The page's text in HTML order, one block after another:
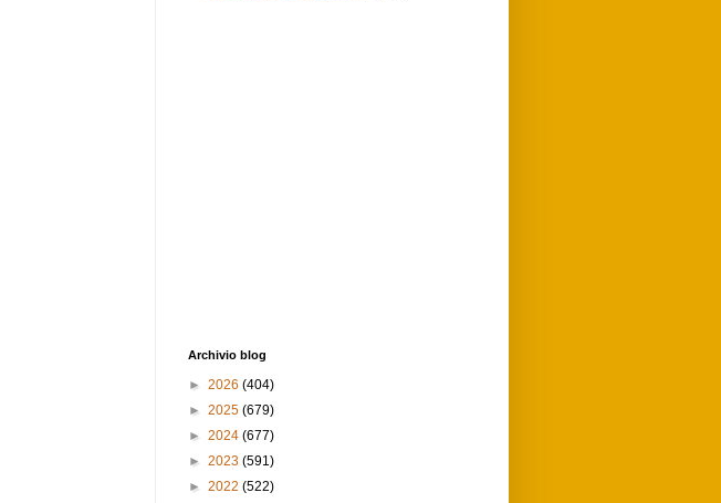
Archivio blog
► 2026 (404)
► 2025 (679)
► 2024 (677)
► 2023 (591)
► 2022 (522)